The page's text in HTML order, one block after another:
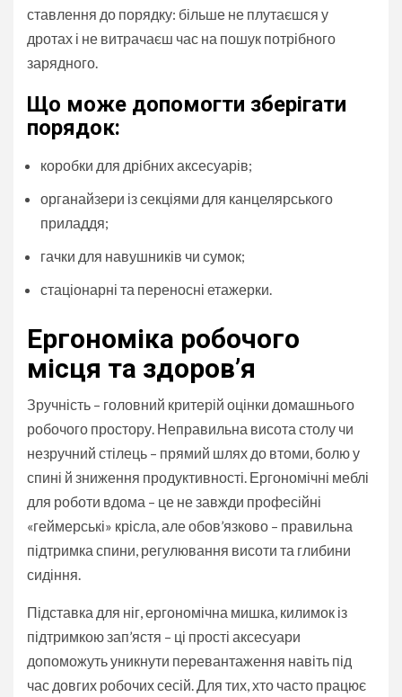
ставлення до порядку: більше не плутаєшся у
дротах і не витрачаєш час на пошук потрібного
зарядного.
Що може допомогти зберігати
порядок:
коробки для дрібних аксесуарів;
органайзери із секціями для канцелярського
приладдя;
гачки для навушників чи сумок;
стаціонарні та переносні етажерки.
Ергономіка робочого
місця та здоров’я
Зручність – головний критерій оцінки домашнього
робочого простору. Неправильна висота столу чи
незручний стілець – прямий шлях до втоми, болю у
спині й зниження продуктивності. Ергономічні меблі
для роботи вдома – це не завжди професійні
«геймерські» крісла, але обов’язково – правильна
підтримка спини, регулювання висоти та глибини
сидіння.
Підставка для ніг, ергономічна мишка, килимок із
підтримкою зап’ястя – ці прості аксесуари
допоможуть уникнути перевантаження навіть під
час довгих робочих сесій. Для тих, хто часто працює